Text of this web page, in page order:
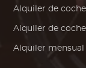
Alquiler de
Alquiler de
Alquiler mensual